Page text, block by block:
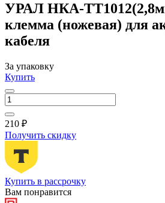
УРАЛ НКА-
клемма (ножевая) для
кабеля
За упаковку
Купить
210 ₽
Получить скидку
Купить в рассрочку
Вам понравится